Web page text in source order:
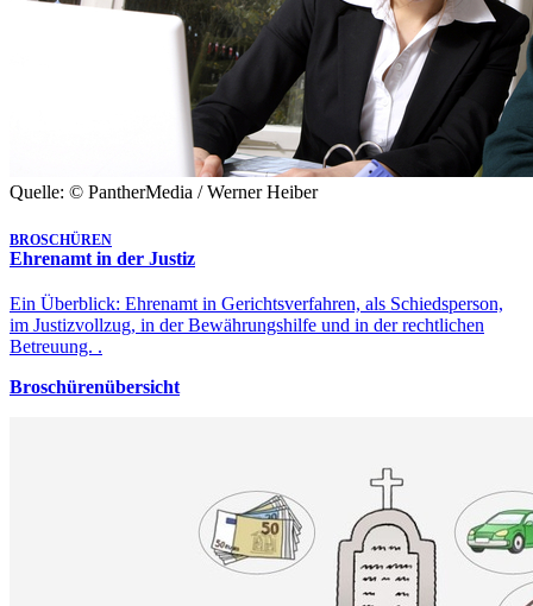
Quelle: © PantherMedia / Werner Heiber
BROSCHÜREN
Ehrenamt in der Justiz
Ein Überblick: Ehrenamt in Gerichtsverfahren, als Schiedsperson,
im Justizvollzug, in der Bewährungshilfe und in der rechtlichen
Betreuung. .
Broschürenübersicht